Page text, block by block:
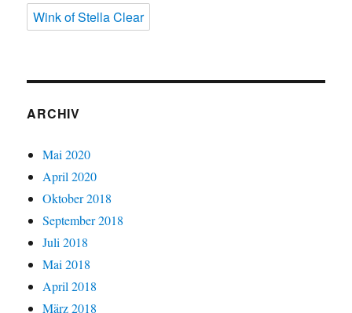
Wink of Stella Clear
ARCHIV
Mai 2020
April 2020
Oktober 2018
September 2018
Juli 2018
Mai 2018
April 2018
März 2018